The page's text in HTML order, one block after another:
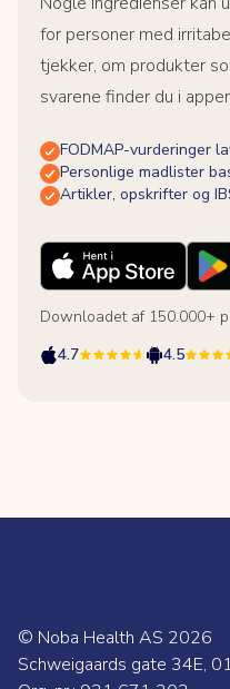
for personer med
tjekker, om produkter
svarene finder du i
FODMAP-vurderinger
Personlige madlister
Artikler, opskrifter og
Downloadet af 150.000+
4.7
4.5
© Noba Health AS 2026
Schweigaards gate 34E,